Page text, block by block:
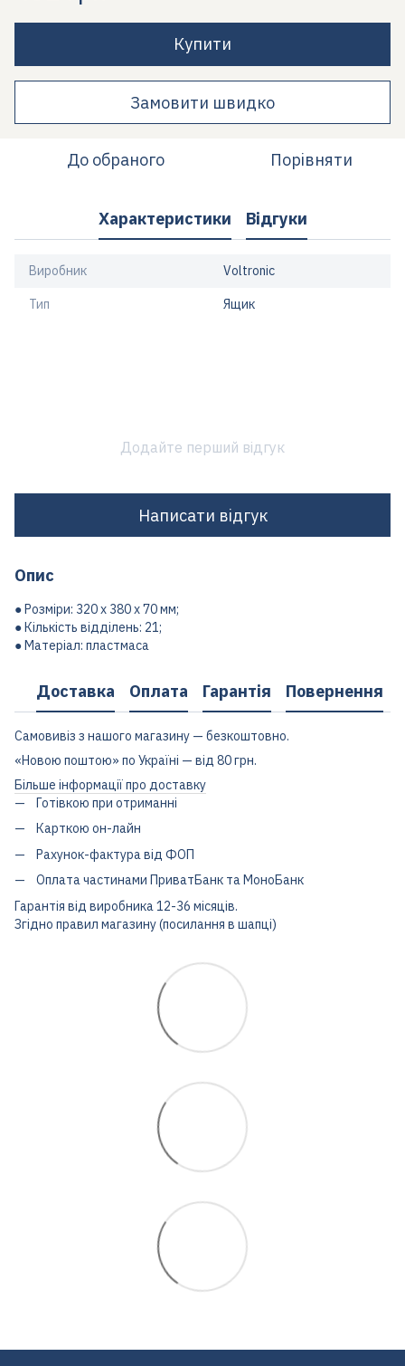
Купити
Замовити швидко
До обраного Порівняти
Характеристики Відгуки
Виробник Voltronic
Тип Ящик
Додайте перший відгук
Написати відгук
Опис
● Розміри: 320 х 380 х 70 мм;
● Кількість відділень: 21;
● Матеріал: пластмаса
Доставка Оплата Гарантія Повернення
Самовивіз з нашого магазину — безкоштовно.
«Новою поштою» по Україні — від 80 грн.
Більше інформації про доставку
Готівкою при отриманні
Карткою он-лайн
Рахунок-фактура від ФОП
Оплата частинами ПриватБанк та МоноБанк
Гарантія від виробника 12-36 місяців.
Згідно правил магазину (посилання в шапці)